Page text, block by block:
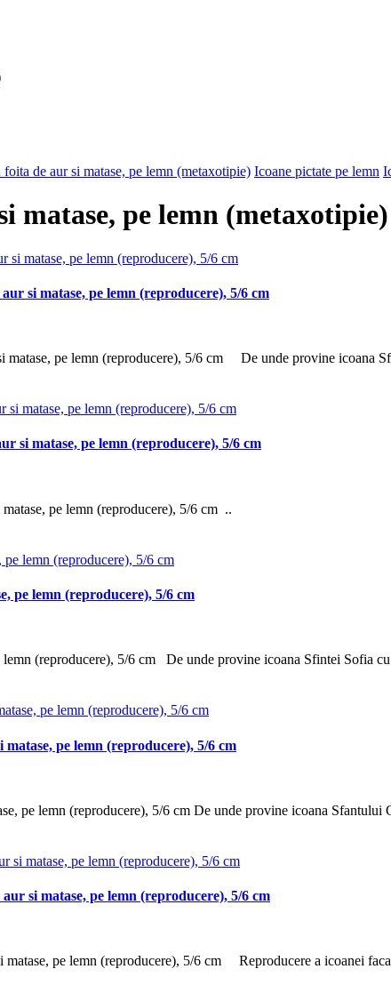
de aur si matase, pe lemn (metaxotipie) Icoane pictate pe lemn
matase, pe lemn (metaxotipie)
si matase, pe lemn (reproducere), 5/6 cm
pe lemn (reproducere), 5/6 cm De unde provine icoana
si matase, pe lemn (reproducere), 5/6 cm
pe lemn (reproducere), 5/6 cm ..
pe lemn (reproducere), 5/6 cm
(reproducere), 5/6 cm De unde provine icoana Sfintei Sofia
pe lemn (reproducere), 5/6 cm
pe lemn (reproducere), 5/6 cm De unde provine icoana Sfantului
si matase, pe lemn (reproducere), 5/6 cm
pe lemn (reproducere), 5/6 cm Reproducere a icoanei